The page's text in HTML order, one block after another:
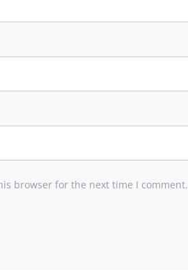
browser for the next time I comment.